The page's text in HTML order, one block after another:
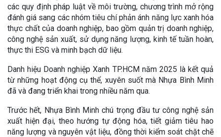
các quy định pháp luật về môi trường, chương trình mở rộng
đánh giá sang các nhóm tiêu chí phản ánh năng lực xanh hóa
thực chất của doanh nghiệp, bao gồm quản trị doanh nghiệp,
công nghệ sản xuất, sử dụng năng lượng, kinh tế tuần hoàn,
thực thi ESG và minh bạch dữ liệu.
Danh hiệu Doanh nghiệp Xanh TP.HCM năm 2025 là kết quả
từ những hoạt động cụ thể, xuyên suốt mà Nhựa Bình Minh
đã và đang triển khai trong nhiều năm qua.
Trước hết, Nhựa Bình Minh chú trọng đầu tư công nghệ sản
xuất hiện đại, theo hướng tự động hóa, tiết giảm tiêu hao
năng lượng và nguyên vật liệu, đồng thời kiểm soát chặt chẽ